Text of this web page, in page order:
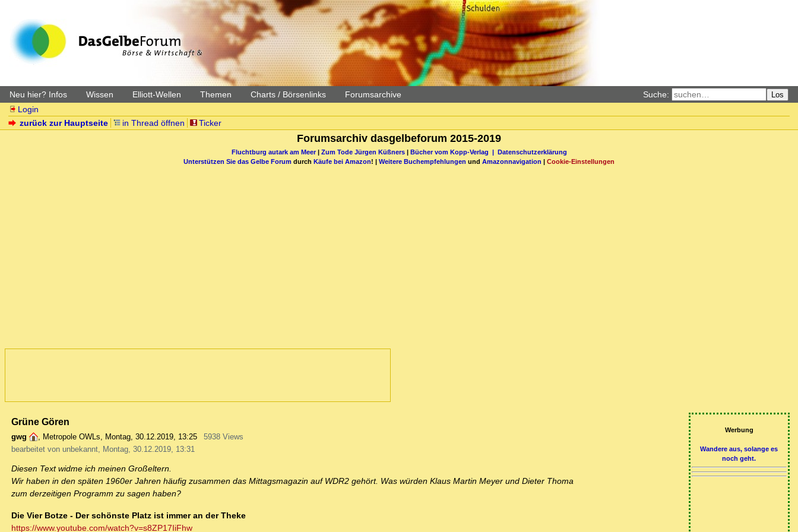
Neu hier? Infos Wissen Elliott-Wellen Themen Charts / Börsenlinks Forumsarchive Suche: Los
Login
zurück zur Hauptseite
in Thread öffnen Ticker
Forumsarchiv dasgelbeforum 2015-2019
Fluchtburg autark am Meer| Zum Tode Jürgen Küßners| Bücher vom Kopp-Verlag |
Datenschutzerklärung
Unterstützen Sie das Gelbe Forum durch Käufe bei Amazon! | Weitere Buchempfehlungen und Amazonnavigation Cookie-Einstellungen
Grüne Gören
gwg , Metropole OWLs, Montag, 30.12.2019, 13:25
5938 Views
bearbeitet von unbekannt, Montag, 30.12.2019, 13:31
Diesen Text widme ich meinen Großeltern.
Wir haben in den späten 1960er Jahren häufig zusammen das Mittagsmagazin auf WDR2 gehört. Was würden Klaus Martin Meyer und Dieter Thoma
zum derzeitigen Programm zu sagen haben?
Die Vier Botze - Der schönste Platz ist immer an der Theke
https://www.youtube.com/watch?v=s8ZP17IiFhw
Werbung
Wandere aus, solange es
noch geht.